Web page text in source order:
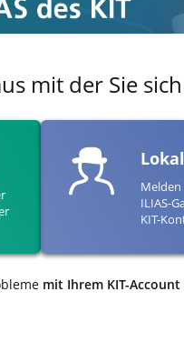
mit der Sie
Melden
ILIAS-
KIT-
mit Ihrem KIT-Account